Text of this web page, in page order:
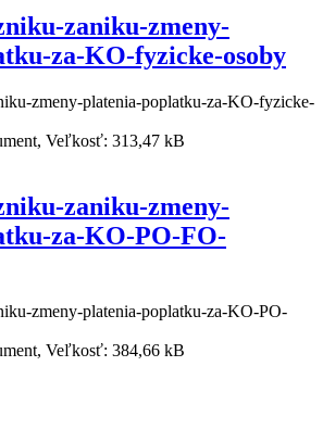
zaniku-zmeny-
za-KO-fyzicke-osoby
zmeny-platenia-poplatku-za-KO-fyzicke-
Veľkosť: 313,47 kB
zaniku-zmeny-
za-KO-PO-FO-
zmeny-platenia-poplatku-za-KO-PO-
Veľkosť: 384,66 kB